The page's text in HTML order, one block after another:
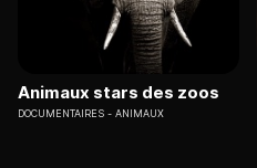
Animaux stars des zoos
DOCUMENTAIRES ANIMAUX